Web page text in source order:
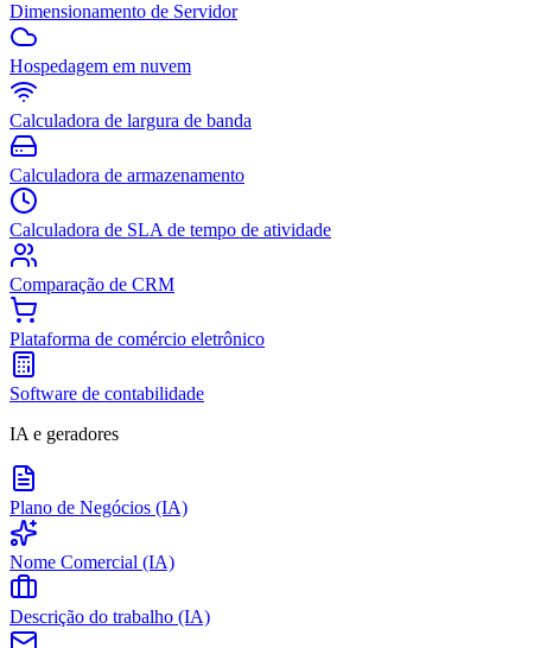
Dimensionamento de Servidor
Hospedagem em nuvem
Calculadora de largura de banda
Calculadora de armazenamento
Calculadora de SLA de tempo de atividade
Comparação de CRM
Plataforma de comércio eletrônico
Software de contabilidade
IA e geradores
Plano de Negócios (IA)
Nome Comercial (IA)
Descrição do trabalho (IA)